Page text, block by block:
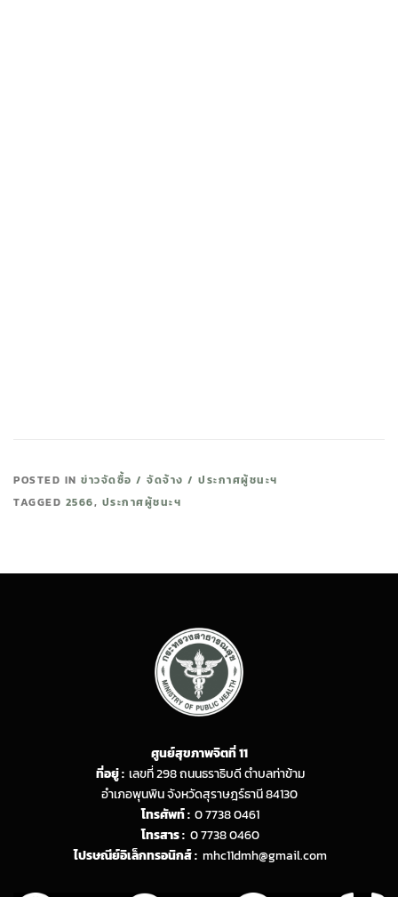
POSTED IN ข่าวจัดซื้อ / จัดจ้าง / ประกาศผู้ชนะฯ
TAGGED 2566, ประกาศผู้ชนะฯ
ศูนย์สุขภาพจิตที่ 11
ที่อยู่ : เลขที่ 298 ถนนธราธิบดี ตำบลท่าข้าม
อำเภอพุนพิน จังหวัดสุราษฎร์ธานี 84130
โทรศัพท์ : 0 7738 0461
โทรสาร : 0 7738 0460
ไปรษณีย์อิเล็กทรอนิกส์ : mhc11dmh@gmail.com